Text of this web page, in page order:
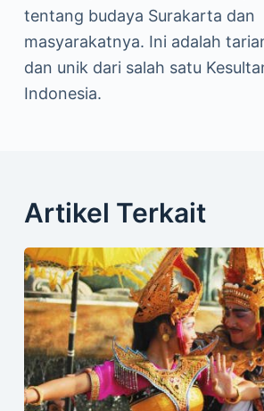
tentang budaya Surakarta dan
masyarakatnya. Ini adalah
dan unik dari salah satu
Indonesia.
Artikel Terkait